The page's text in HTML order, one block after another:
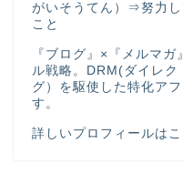
がいそうてん）⇒努力し
こと
『ブログ』×『メルマ
ル戦略。DRM(ダイレク
グ）を駆使した特化ア
す。
詳しいプロフィールは